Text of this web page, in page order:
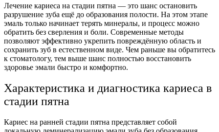
Лечение кариеса на стадии пятна — это шанс остановить
разрушение зуба ещё до образования полости. На этом этапе
эмаль только начинает терять минералы, и процесс можно
обратить без сверления и боли. Современные методы
позволяют эффективно укрепить повреждённую область и
сохранить зуб в естественном виде. Чем раньше вы обратитесь
к стоматологу, тем выше шанс полностью восстановить
здоровье эмали быстро и комфортно.
Характеристика и диагностика кариеса в
стадии пятна
Кариес на ранней стадии пятна представляет собой